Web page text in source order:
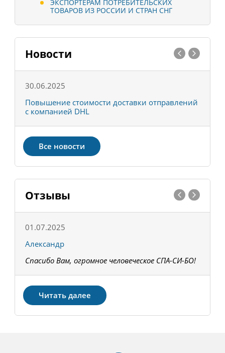
ЭКСПОРТЁРАМ ПОТРЕБИТЕЛЬСКИХ
ТОВАРОВ ИЗ РОССИИ И СТРАН СНГ
Новости
30.06.2025
Повышение стоимости доставки отправлений
с компанией DHL
Все новости
Отзывы
01.07.2025
Александр
Спасибо Вам, огромное человеческое СПА-СИ-БО!
Читать далее